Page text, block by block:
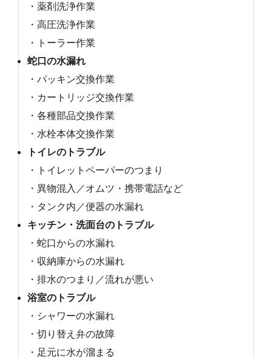
・薬剤洗浄作業
・高圧洗浄作業
・トーラー作業
蛇口の水漏れ
・パッキン交換作業
・カートリッジ交換作業
・各種部品交換作業
・水栓本体交換作業
トイレのトラブル
・トイレットペーパーのつまり
・異物混入／オムツ・携帯電話など
・タンク内／便器の水漏れ
キッチン・洗面台のトラブル
・蛇口からの水漏れ
・収納庫からの水漏れ
・排水のつまり／流れが悪い
浴室のトラブル
・シャワーの水漏れ
・切り替え弁の故障
・足元に水が溜まる